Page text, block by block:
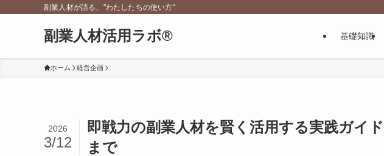
副業人材が語る、"わたしたちの使い方"
副業人材活用ラボ® 基礎知識
ホーム 経営企画
即戦力の副業人材を賢く活用する実践ガイ
まで
2026
3/12